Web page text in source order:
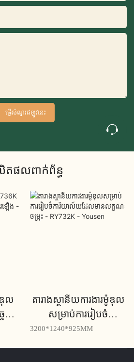
ផ្ញើសំណួរឥឡូវនេះ
ផលពាក់ព័ន្ធ
ឌុល
ារ
-
តារាងស្ថានីយការងារម៉ូឌុល
សម្រាប់ការរៀបចំ
ការិយាល័យដែលមាន
3200*1240*925MM